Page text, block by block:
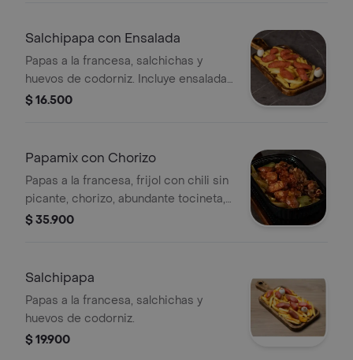
Salchipapa con Ensalada
Papas a la francesa, salchichas y
huevos de codorniz. Incluye ensalada
de repollo y zanahoria.
$ 16.500
Papamix con Chorizo
Papas a la francesa, frijol con chili sin
picante, chorizo, abundante tocineta,
salsa de queso, guacamole y salsa
$ 35.900
Salchipapa
Papas a la francesa, salchichas y
huevos de codorniz.
$ 19.900